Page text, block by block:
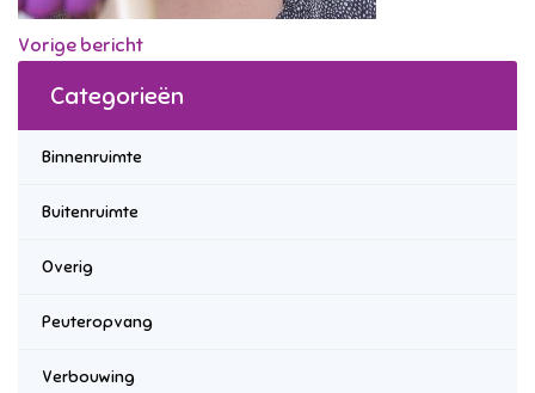
Vorige bericht
Categorieën
Binnenruimte
Buitenruimte
Overig
Peuteropvang
Verbouwing